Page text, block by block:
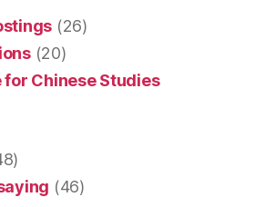
(26)
(20)
Chinese Studies
(46)